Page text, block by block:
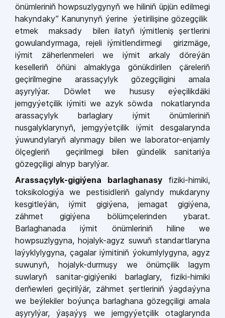
önümleriniň howpsuzlygynyň we hiliniň üpjün edilmegi
hakyndaky” Kanunynyň ýerine ýetirilişine gözegçilik
etmek maksady bilen ilatyň iýmitleniş şertlerini
gowulandyrmaga, rejeli iýmitlendirmegi girizmäge,
iýmit zäherlenmeleri we iýmit arkaly döreýän
keselleriň öňüni almaklyga gönükdirilen çäreleriň
geçirilmegine arassaçylyk gözegçiligini amala
aşyrylýar. Döwlet we hususy eýeçilikdäki
jemgyýetçilik iýmiti we azyk söwda nokatlarynda
arassaçylyk barlaglary iýmit önümleriniň
nusgalyklarynyň, jemgyýetçilik iýmit desgalarynda
ýuwundylaryň alynmagy bilen we laborator-enjamly
ölçegleriň geçirilmegi bilen gündelik sanitariýa
gözegçiligi alnyp barylýar.
Arassaçylyk-gigiýena barlaghanasy fiziki-himiki,
toksikologiýa we pestisidleriň galyndy mukdaryny
kesgitleýän, iýmit gigiýena, jemagat gigiýena,
zähmet gigiýena bölümçelerinden ybarat.
Barlaghanada iýmit önümleriniň hiline we
howpsuzlygyna, hojalyk-agyz suwuň standartlaryna
laýyklylygyna, çagalar iýmitiniň ýokumlylygyna, agyz
suwunyň, hojalyk-durmuşy we önümçilik lagym
suwlaryň sanitar-gigiýeniki barlaglary, fiziki-himiki
derňewleri geçirilýär, zähmet şertleriniň ýagdaýyna
we beýlekiler boýunça barlaghana gözegçiligi amala
aşyrylýar, ýaşaýyş we jemgyýetçilik otaglarynda